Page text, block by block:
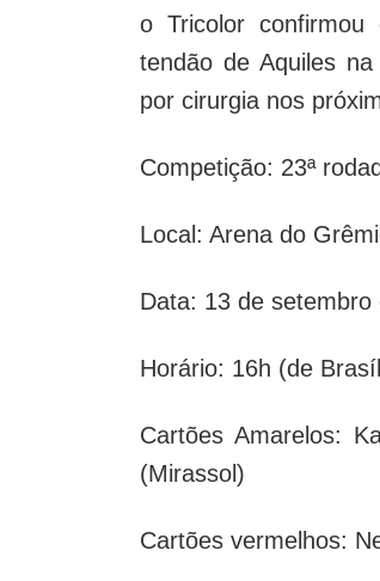
o Tricolor
tendão de Aquiles
por cirurgia nos
Competição: 23ª
Local: Arena do
Data: 13 de setembro
Horário: 16h (de
Cartões Amarelos:
(Mirassol)
Cartões vermelhos: